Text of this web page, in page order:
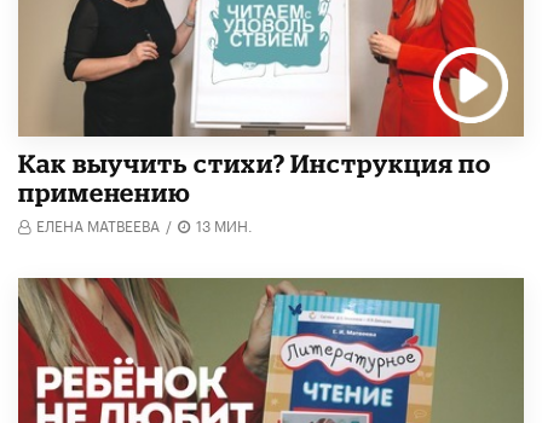
Как выучить стихи? Инструкция по
применению
ЕЛЕНА МАТВЕЕВА / 13 МИН.